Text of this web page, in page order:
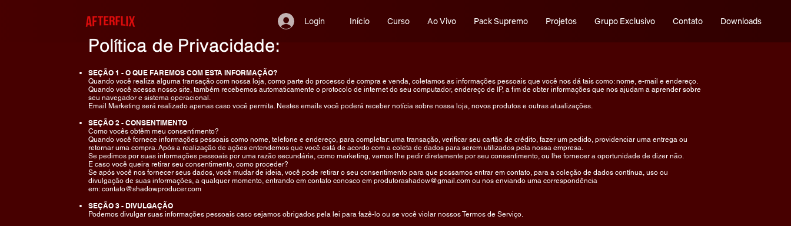
Login Início Curso Ao Vivo Pack Supremo Projetos Grupo Exclusivo Contato Downloads
SEÇÃO 1 - O QUE FAREMOS COM ESTA INFORMAÇÃO?
Quando você realiza alguma transação com nossa loja, como parte do processo de compra e venda, coletamos as informações pessoais que você nos dá tais como: nome, e-mail e endereço.
Quando você acessa nosso site, também recebemos automaticamente o protocolo de internet do seu computador, endereço de IP, a fim de obter informações que nos ajudam a aprender sobre
seu navegador e sistema operacional.
Email Marketing será realizado apenas caso você permita. Nestes emails você poderá receber notícia sobre nossa loja, novos produtos e outras atualizações.
SEÇÃO 2 - CONSENTIMENTO
Como vocês obtêm meu consentimento?
Quando você fornece informações pessoais como nome, telefone e endereço, para completar: uma transação, verificar seu cartão de crédito, fazer um pedido, providenciar uma entrega ou
retornar uma compra. Após a realização de ações entendemos que você está de acordo com a coleta de dados para serem utilizados pela nossa empresa.
Se pedimos por suas informações pessoais por uma razão secundária, como marketing, vamos lhe pedir diretamente por seu consentimento, ou lhe fornecer a oportunidade de dizer não.
E caso você queira retirar seu consentimento, como proceder?
Se após você nos fornecer seus dados, você mudar de ideia, você pode retirar o seu consentimento para que possamos entrar em contato, para a coleção de dados contínua, uso ou
divulgação de suas informações, a qualquer momento, entrando em contato conosco em produtorashadow@gmail.com ou nos enviando uma correspondência
em: contato@shadowproducer.com
SEÇÃO 3 - DIVULGAÇÃO
Podemos divulgar suas informações pessoais caso sejamos obrigados pela lei para fazê-lo ou se você violar nossos Termos de Serviço.
Política de Privacidade: